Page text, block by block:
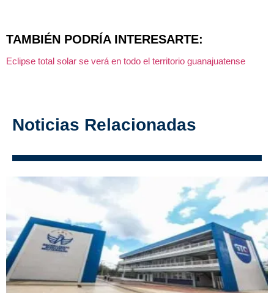
TAMBIÉN PODRÍA INTERESARTE:
Eclipse total solar se verá en todo el territorio guanajuatense
Noticias Relacionadas